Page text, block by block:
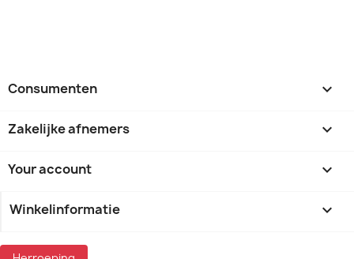
Consumenten 
Zakelijke afnemers 
Your account 
Winkelinformatie keyboard_arrow_down